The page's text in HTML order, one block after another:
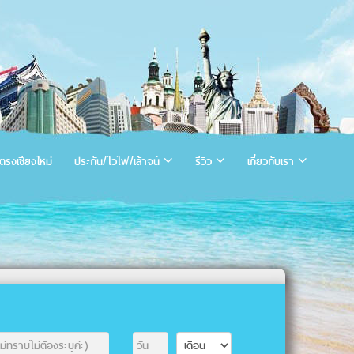
งเชียงใหม่ ประกัน/ไวไฟ/เล้าจน์ รีวิว เกี่ยวกับเรา